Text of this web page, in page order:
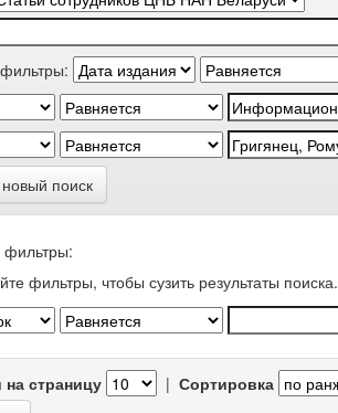
поиск
фильтры:
фильтры, чтобы сузить результаты поиска.
страницу | Сортировка